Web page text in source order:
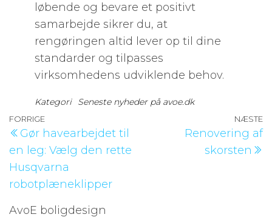
løbende og bevare et positivt
samarbejde sikrer du, at
rengøringen altid lever op til dine
standarder og tilpasses
virksomhedens udviklende behov.
Kategori Seneste nyheder på avoe.dk
Indlægsnavigation
Forrige
indlæg
FORRIGE
Gør havearbejdet til
en leg: Vælg den rette
Husqvarna
robotplæneklipper
NÆSTE
Renovering af
skorsten
AvoE boligdesign